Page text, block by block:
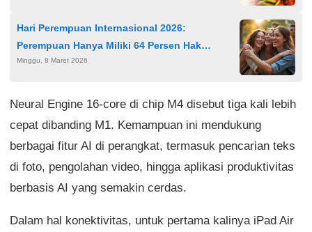
Hari Perempuan Internasional 2026:
Perempuan Hanya Miliki 64 Persen Hak
Hukum, PBB Serukan Aksi Nyata
Minggu, 8 Maret 2026
Neural Engine 16-core di chip M4 disebut tiga kali lebih
cepat dibanding M1. Kemampuan ini mendukung
berbagai fitur AI di perangkat, termasuk pencarian teks
di foto, pengolahan video, hingga aplikasi produktivitas
berbasis AI yang semakin cerdas.
Dalam hal konektivitas, untuk pertama kalinya iPad Air